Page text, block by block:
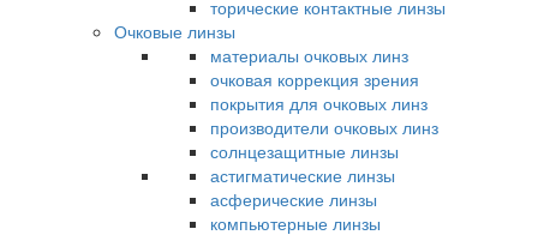
торические контактные линзы
Очковые линзы
материалы очковых линз
очковая коррекция зрения
покрытия для очковых линз
производители очковых линз
солнцезащитные линзы
астигматические линзы
асферические линзы
компьютерные линзы